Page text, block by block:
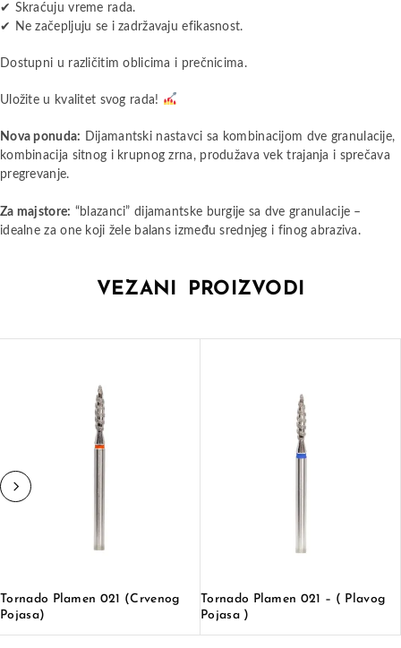
✔ Skraćuju vreme rada.
✔ Ne začepljuju se i zadržavaju efikasnost.
Dostupni u različitim oblicima i prečnicima.
Uložite u kvalitet svog rada!
Nova ponuda: Dijamantski nastavci sa kombinacijom dve granulacije,
kombinacija sitnog i krupnog zrna, produžava vek trajanja i sprečava
pregrevanje.
Za majstore: “blazanci” dijamantske burgije sa dve granulacije –
idealne za one koji žele balans između srednjeg i finog abraziva.
VEZANI PROIZVODI
Tornado Plamen 021 (crvenog
Pojasa)
Tornado Plamen 021 – ( Plavog
Pojasa )